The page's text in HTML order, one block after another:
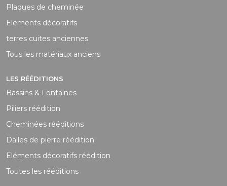
Plaques de cheminée
Eléments décoratifs
terres cuites anciennes
Tous les matériaux anciens
LES RÉÉDITIONS
Bassins & Fontaines
Piliers réédition
Cheminées rééditions
Dalles de pierre réédition.
Eléments décoratifs réédition
Toutes les rééditions